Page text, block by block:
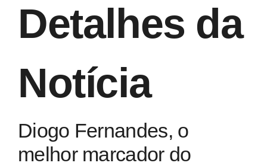
Detalhes da
Notícia
Diogo Fernandes, o
melhor marcador do